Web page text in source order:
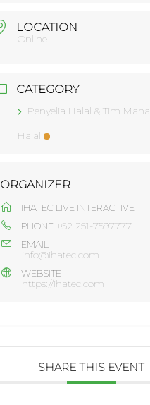
LOCATION
Online
CATEGORY
Penyelia Halal & Tim
Halal
ORGANIZER
IHATEC LIVE INTERACTIVE
PHONE +62 251-7597777
EMAIL
info@ihatec.com
WEBSITE
https://ihatec.com
SHARE THIS EVENT